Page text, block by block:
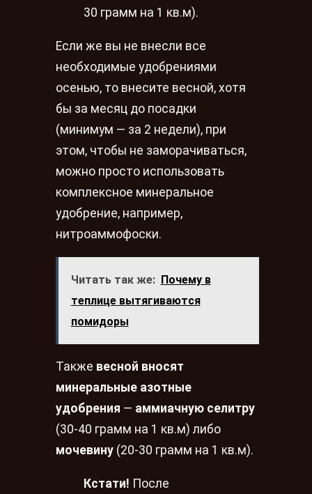
30 грамм на 1 кв.м).
Если же вы не внесли все
необходимые удобрениями
осенью, то внесите весной, хотя
бы за месяц до посадки
(минимум — за 2 недели), при
этом, чтобы не заморачиваться,
можно просто использовать
комплексное минеральное
удобрение, например,
нитроаммофоски.
Читать так же:
Почему в
теплице вытягиваются
помидоры
Также весной вносят
минеральные азотные
удобрения — аммиачную селитру
(30-40 грамм на 1 кв.м) либо
мочевину (20-30 грамм на 1 кв.м).
Кстати! После